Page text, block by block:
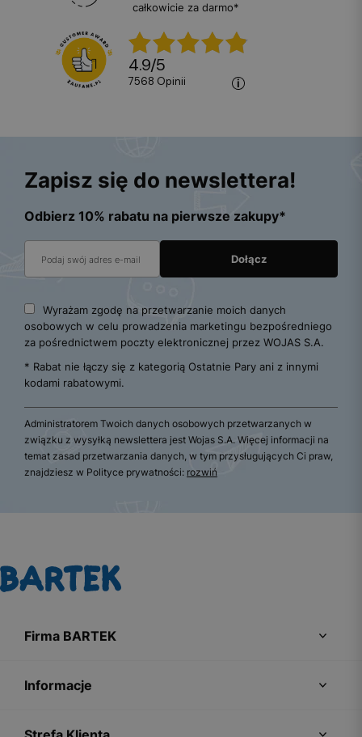
całkowicie za darmo*
4.9/5
7568 opinii
Zapisz się do newslettera!
Odbierz 10% rabatu na pierwsze zakupy*
Wyrażam zgodę na przetwarzanie moich danych
osobowych w celu prowadzenia marketingu bezpośredniego
za pośrednictwem poczty elektronicznej przez WOJAS S.A.
* Rabat nie łączy się z kategorią Ostatnie Pary ani z innymi
kodami rabatowymi.
Administratorem Twoich danych osobowych przetwarzanych w
związku z wysyłką newslettera jest Wojas S.A. Więcej informacji na
temat zasad przetwarzania danych, w tym przysługujących Ci praw,
znajdziesz w Polityce prywatności: rozwiń
Firma BARTEK
Informacje